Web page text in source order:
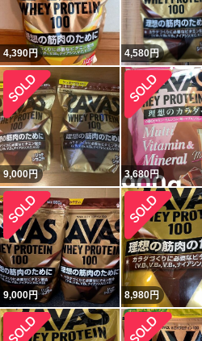
4,390円 4,580円
9,000円 3,680円
9,000円 8,980円